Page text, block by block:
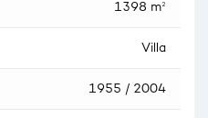
1398 m²
Villa
1955 / 2004